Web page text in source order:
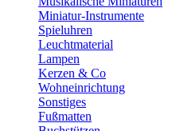
Miniatur-Instrumente
Spieluhren
Leuchtmaterial
Lampen
Kerzen & Co
Wohneinrichtung
Sonstiges
Fußmatten